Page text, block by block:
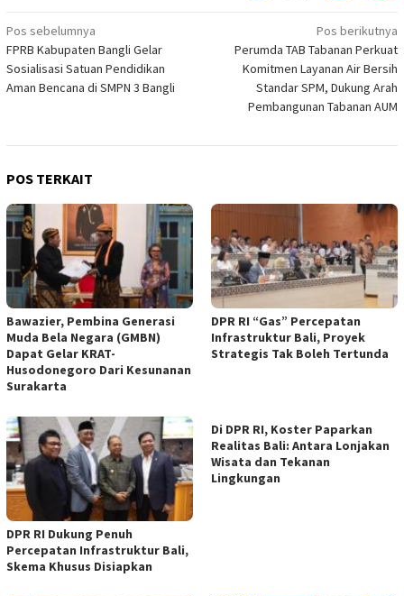
Navigasi
pos
Pos sebelumnya
FPRB Kabupaten Bangli Gelar
Sosialisasi Satuan Pendidikan
Aman Bencana di SMPN 3 Bangli
Pos berikutnya
Perumda TAB Tabanan Perkuat
Komitmen Layanan Air Bersih
Standar SPM, Dukung Arah
Pembangunan Tabanan AUM
POS TERKAIT
Bawazier, Pembina Generasi
Muda Bela Negara (GMBN)
Dapat Gelar KRAT-
Husodonegoro Dari Kesunanan
Surakarta
DPR RI “Gas” Percepatan
Infrastruktur Bali, Proyek
Strategis Tak Boleh Tertunda
DPR RI Dukung Penuh
Percepatan Infrastruktur Bali,
Skema Khusus Disiapkan
Di DPR RI, Koster Paparkan
Realitas Bali: Antara Lonjakan
Wisata dan Tekanan
Lingkungan